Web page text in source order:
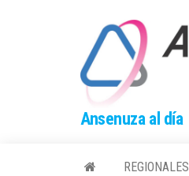
Ansenuza al día
REGIONALES